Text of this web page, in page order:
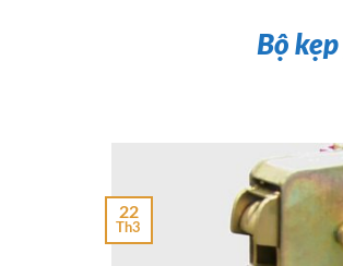
Bộ
22
Th3